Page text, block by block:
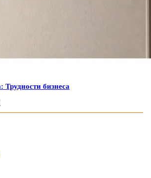
Трудности бизнеса